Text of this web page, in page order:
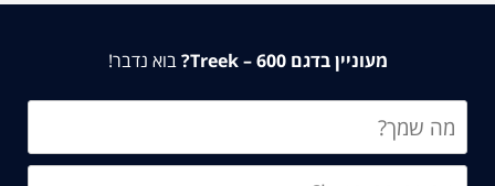
מעוניין בדגם 600 – Treek? בוא נדבר!